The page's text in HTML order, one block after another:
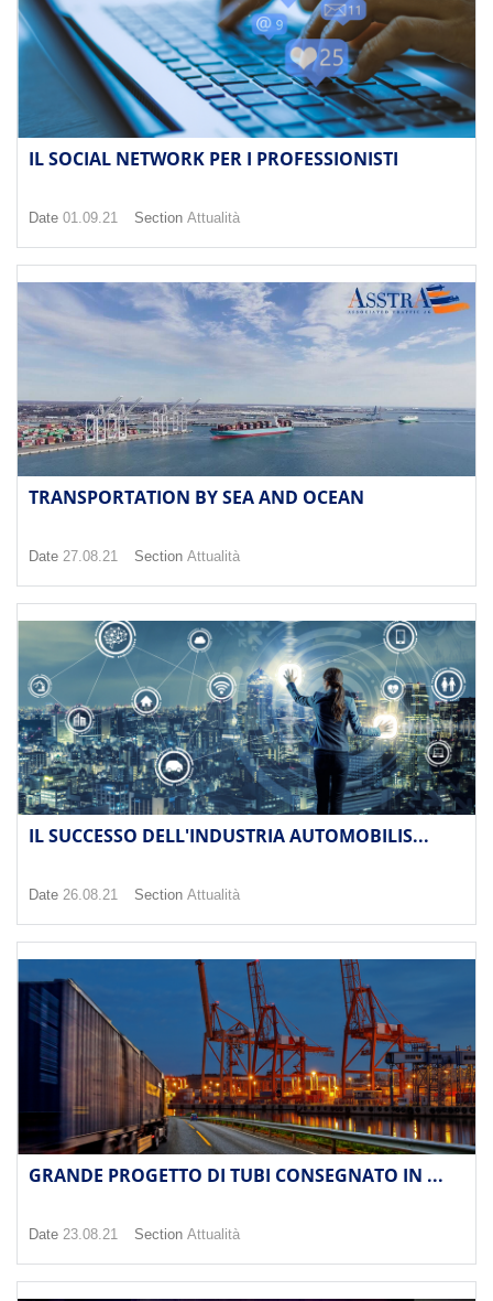
IL SOCIAL NETWORK PER I PROFESSIONISTI
Date 01.09.21 Section Attualità
TRANSPORTATION BY SEA AND OCEAN
Date 27.08.21 Section Attualità
IL SUCCESSO DELL'INDUSTRIA AUTOMOBILIS...
Date 26.08.21 Section Attualità
GRANDE PROGETTO DI TUBI CONSEGNATO IN ...
Date 23.08.21 Section Attualità